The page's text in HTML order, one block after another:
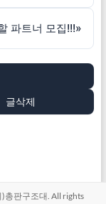
파트너 모집!!!»
글삭제
총판구조대. All rights